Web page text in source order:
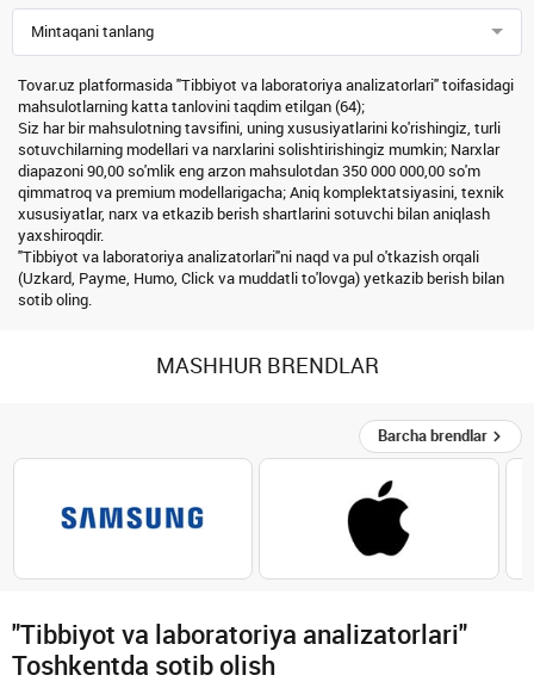
Mintaqani tanlang
Tovar.uz platformasida "Tibbiyot va laboratoriya analizatorlari" toifasidagi
mahsulotlarning katta tanlovini taqdim etilgan (64);
Siz har bir mahsulotning tavsifini, uning xususiyatlarini ko'rishingiz, turli
sotuvchilarning modellari va narxlarini solishtirishingiz mumkin; Narxlar
diapazoni 90,00 so'mlik eng arzon mahsulotdan 350 000 000,00 so'm
qimmatroq va premium modellarigacha; Aniq komplektatsiyasini, texnik
xususiyatlar, narx va etkazib berish shartlarini sotuvchi bilan aniqlash
yaxshiroqdir.
"Tibbiyot va laboratoriya analizatorlari"ni naqd va pul o'tkazish orqali
(Uzkard, Payme, Humo, Click va muddatli to'lovga) yetkazib berish bilan
sotib oling.
MASHHUR BRENDLAR
Barcha brendlar
"Tibbiyot va laboratoriya analizatorlari"
Toshkentda sotib olish